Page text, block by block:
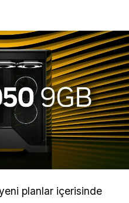
yeni planlar içerisinde